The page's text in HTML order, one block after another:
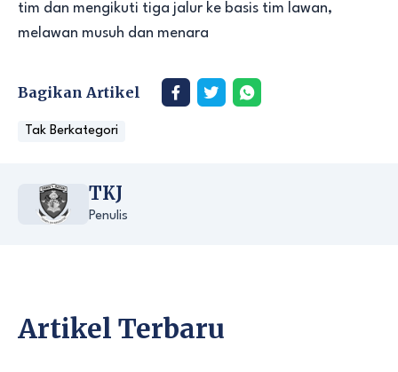
tim dan mengikuti tiga jalur ke basis tim lawan,
melawan musuh dan menara
Bagikan Artikel
Tak Berkategori
TKJ
Penulis
Artikel Terbaru